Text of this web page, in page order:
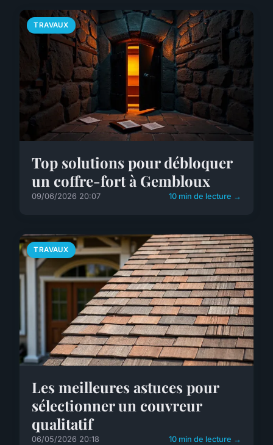
TRAVAUX
Top solutions pour débloquer
un coffre-fort à Gembloux
09/06/2026 20:07 10 min de lecture →
TRAVAUX
Les meilleures astuces pour
sélectionner un couvreur
qualitatif
06/05/2026 20:18 10 min de lecture →